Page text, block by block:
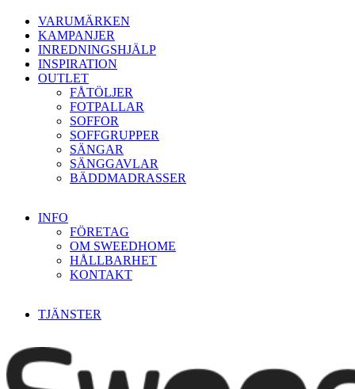
VARUMÄRKEN
KAMPANJER
INREDNINGSHJÄLP
INSPIRATION
OUTLET
FÅTÖLJER
FOTPALLAR
SOFFOR
SOFFGRUPPER
SÄNGAR
SÄNGGAVLAR
BÄDDMADRASSER
INFO
FÖRETAG
OM SWEEDHOME
HÅLLBARHET
KONTAKT
TJÄNSTER